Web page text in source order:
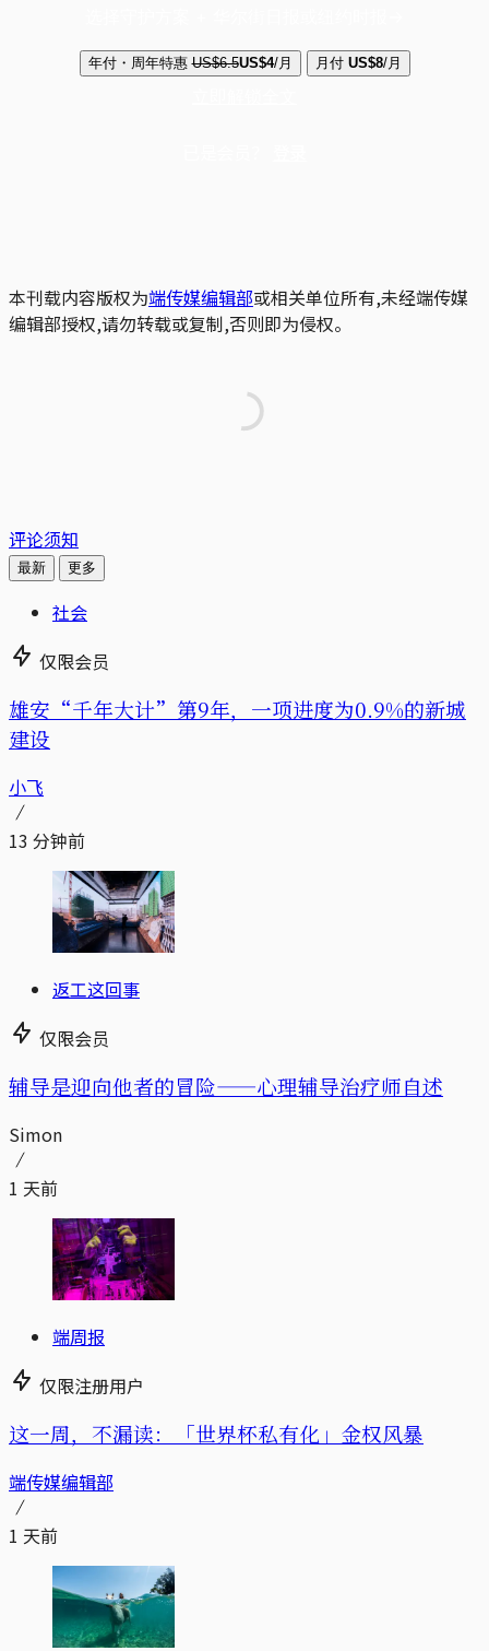
年付・周年特惠 US$6.5US$4/月 月付 US$8/月
本刊载内容版权为端传媒编辑部或相关单位所有,未经端传媒
编辑部授权,请勿转载或复制,否则即为侵权。
评论须知
最新 更多
社会
仅限会员
雄安“千年大计”第9年，一项进度为0.9%的新城
建设
小飞
13 分钟前
返工这回事
仅限会员
辅导是迎向他者的冒险——心理辅导治疗师自述
Simon
1 天前
端周报
仅限注册用户
这一周，不漏读：「世界杯私有化」金权风暴
端传媒编辑部
1 天前